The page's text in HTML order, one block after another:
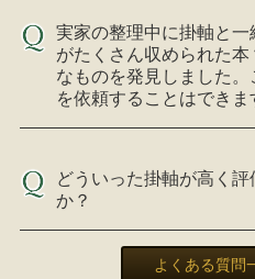
実家の整理中に掛軸と
がたくさん収められた本
なものを発見しました
を依頼することはできま
どういった掛軸が高く評
か？
よくある質問